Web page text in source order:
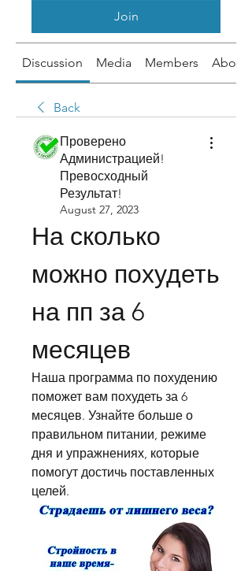
Join
Discussion Media Members About
Back
Проверено
Администрацией!
Превосходный
Результат!
August 27, 2023
На сколько
можно похудеть
на пп за 6
месяцев
Наша программа по похудению
поможет вам похудеть за 6
месяцев. Узнайте больше о
правильном питании, режиме
дня и упражнениях, которые
помогут достичь поставленных
целей.